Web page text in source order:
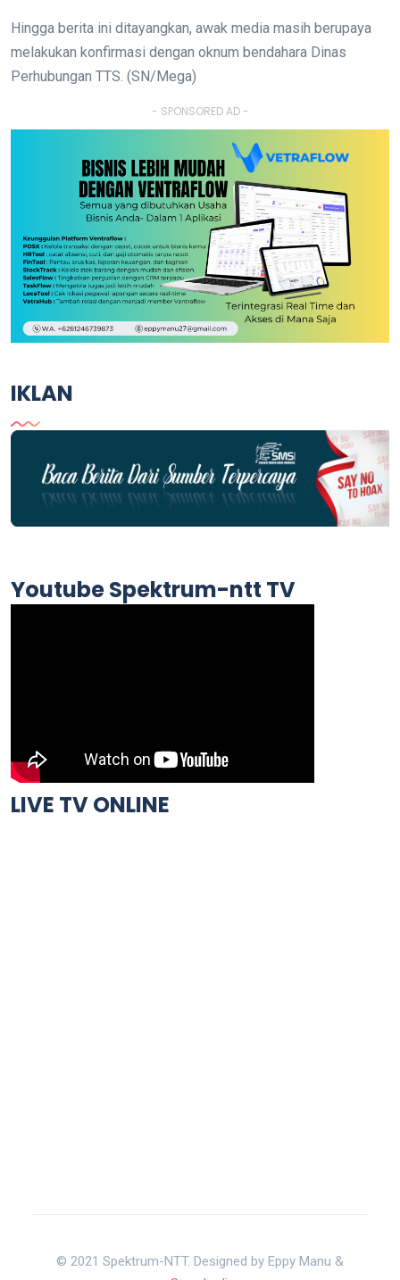
Hingga berita ini ditayangkan, awak media masih berupaya
melakukan konfirmasi dengan oknum bendahara Dinas
Perhubungan TTS. (SN/Mega)
- SPONSORED AD -
IKLAN
Youtube Spektrum-ntt TV
LIVE TV ONLINE
© 2021 Spektrum-NTT. Designed by Eppy Manu &